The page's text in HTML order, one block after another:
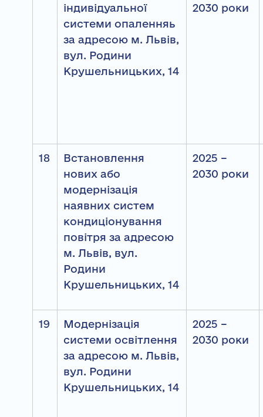
індивідуальної
системи опаленняь
за адресою м. Львів,
вул. Родини
Крушельницьких, 14
2030 роки
18
Встановлення
нових або
модернізація
наявних систем
кондиціонування
повітря за адресою
м. Львів, вул.
Родини
Крушельницьких, 14
2025 –
2030 роки
19
Модернізація
системи освітлення
за адресою м. Львів,
вул. Родини
Крушельницьких, 14
2025 –
2030 роки